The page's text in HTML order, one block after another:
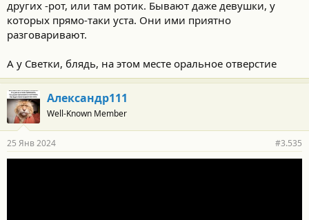
т
и
других -рот, или там ротик. Бывают даже девушки, у
которых прямо-таки уста. Они ими приятно
разговаривают.
А у Светки, блядь, на этом месте оральное отверстие
Александр111
Well-Known Member
25 Янв 2024 #3.535